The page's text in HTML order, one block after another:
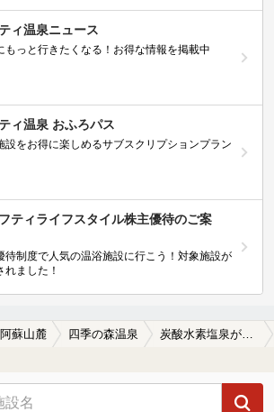
ィ温泉ニュース
もっと行きたくなる！お得な情報を掲載中
ィ温泉 おふろパス
設をお得に楽しめるサブスクリプションプラン
フティライフスタイル株主優待のご案
待制度で人気の温浴施設に行こう！対象施設が
れました！
阿蘇山麓 四季の森温泉